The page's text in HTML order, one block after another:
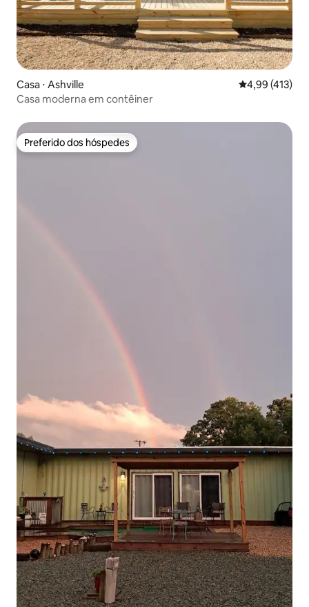
Casa ⋅ Ashville 4,99 de uma
4,99 (413)
Casa moderna em contêiner
Preferido dos hóspedes
Preferido dos hóspedes